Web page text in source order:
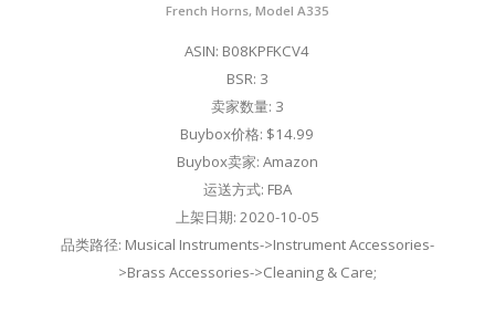
French Horns, Model A335
ASIN: B08KPFKCV4
BSR: 3
卖家数量: 3
Buybox价格: $14.99
Buybox卖家: Amazon
运送方式: FBA
上架日期: 2020-10-05
品类路径: Musical Instruments->Instrument Accessories-
>Brass Accessories->Cleaning & Care;